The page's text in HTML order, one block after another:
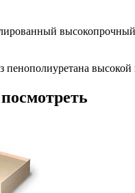
высокой